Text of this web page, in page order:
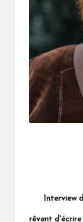
Interview
rêvent d'écrire